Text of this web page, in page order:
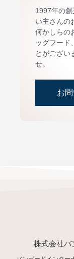
1997年の
い主さんの
何かしらの
ッグフード
とがござい
せ。
お
株式会社バ